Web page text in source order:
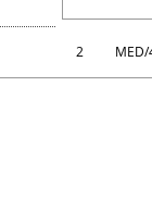
2